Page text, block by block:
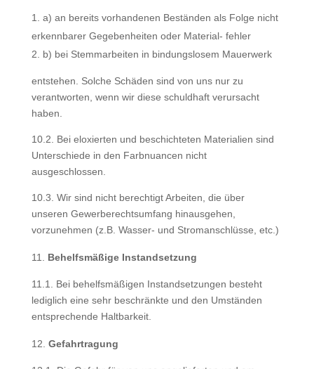
a) an bereits vorhandenen Beständen als Folge nicht
erkennbarer Gegebenheiten oder Material- fehler
b) bei Stemmarbeiten in bindungslosem Mauerwerk
entstehen. Solche Schäden sind von uns nur zu
verantworten, wenn wir diese schuldhaft verursacht
haben.
10.2. Bei eloxierten und beschichteten Materialien sind
Unterschiede in den Farbnuancen nicht
ausgeschlossen.
10.3. Wir sind nicht berechtigt Arbeiten, die über
unseren Gewerberechtsumfang hinausgehen,
vorzunehmen (z.B. Wasser- und Stromanschlüsse, etc.)
Behelfsmäßige Instandsetzung
11.1. Bei behelfsmäßigen Instandsetzungen besteht
lediglich eine sehr beschränkte und den Umständen
entsprechende Haltbarkeit.
Gefahrtragung